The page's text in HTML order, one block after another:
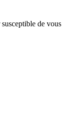
de vous